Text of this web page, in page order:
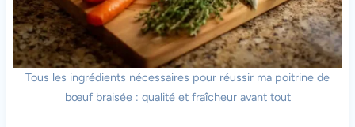
Tous les ingrédients nécessaires pour réussir ma poitrine de
bœuf braisée : qualité et fraîcheur avant tout